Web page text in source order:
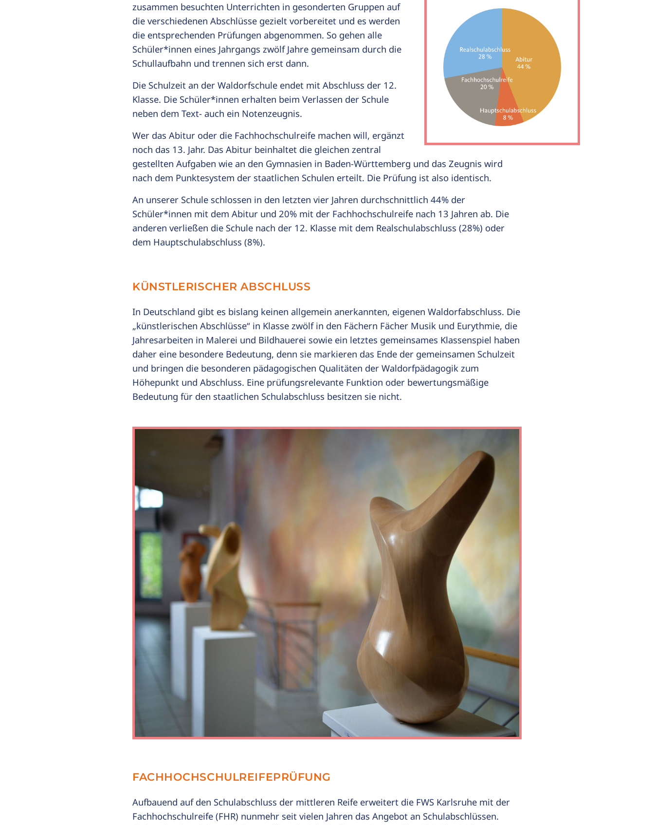
zusammen besuchten Unterrichten in gesonderten Gruppen auf
die verschiedenen Abschlüsse gezielt vorbereitet und es werden
die entsprechenden Prüfungen abgenommen. So gehen alle
Schüler*innen eines Jahrgangs zwölf Jahre gemeinsam durch die
Schullaufbahn und trennen sich erst dann.
Die Schulzeit an der Waldorfschule endet mit Abschluss der 12.
Klasse. Die Schüler*innen erhalten beim Verlassen der Schule
neben dem Text- auch ein Notenzeugnis.
Wer das Abitur oder die Fachhochschulreife machen will, ergänzt
noch das 13. Jahr. Das Abitur beinhaltet die gleichen zentral
gestellten Aufgaben wie an den Gymnasien in Baden-Württemberg und das Zeugnis wird
nach dem Punktesystem der staatlichen Schulen erteilt. Die Prüfung ist also identisch.
An unserer Schule schlossen in den letzten vier Jahren durchschnittlich 44% der
Schüler*innen mit dem Abitur und 20% mit der Fachhochschulreife nach 13 Jahren ab. Die
anderen verließen die Schule nach der 12. Klasse mit dem Realschulabschluss (28%) oder
dem Hauptschulabschluss (8%).
KÜNSTLERISCHER ABSCHLUSS
In Deutschland gibt es bislang keinen allgemein anerkannten, eigenen Waldorfabschluss. Die
„künstlerischen Abschlüsse“ in Klasse zwölf in den Fächern Fächer Musik und Eurythmie, die
Jahresarbeiten in Malerei und Bildhauerei sowie ein letztes gemeinsames Klassenspiel haben
daher eine besondere Bedeutung, denn sie markieren das Ende der gemeinsamen Schulzeit
und bringen die besonderen pädagogischen Qualitäten der Waldorfpädagogik zum
Höhepunkt und Abschluss. Eine prüfungsrelevante Funktion oder bewertungsmäßige
Bedeutung für den staatlichen Schulabschluss besitzen sie nicht.
FACHHOCHSCHULREIFEPRÜFUNG
Aufbauend auf den Schulabschluss der mittleren Reife erweitert die FWS Karlsruhe mit der
Fachhochschulreife (FHR) nunmehr seit vielen Jahren das Angebot an Schulabschlüssen.